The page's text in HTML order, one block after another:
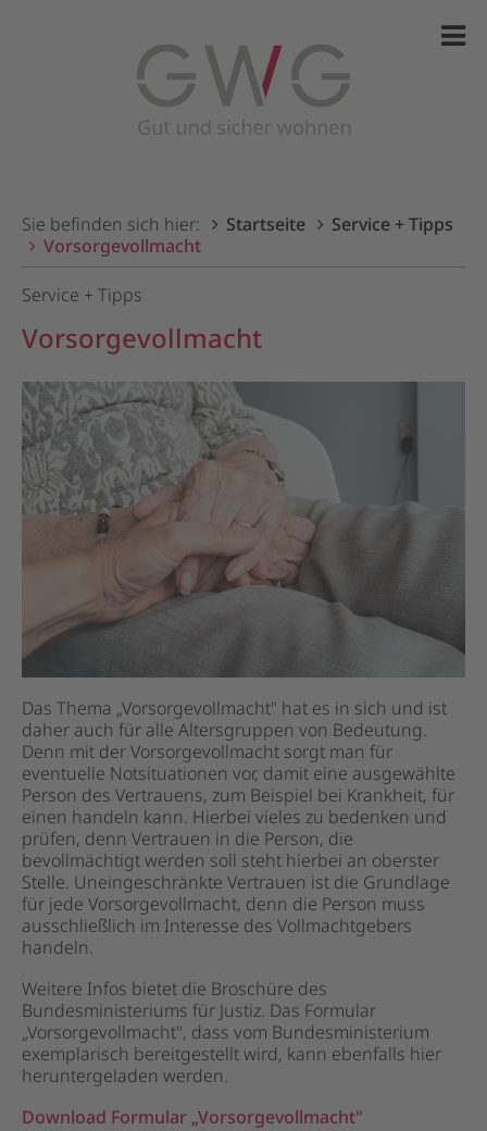
Sie befinden sich hier: Startseite
Service + Tipps
Vorsorgevollmacht
Service + Tipps
Vorsorgevollmacht
Das Thema „Vorsorgevollmacht" hat es in sich und ist
daher auch für alle Altersgruppen von Bedeutung.
Denn mit der Vorsorgevollmacht sorgt man für
eventuelle Notsituationen vor, damit eine ausgewählte
Person des Vertrauens, zum Beispiel bei Krankheit, für
einen handeln kann. Hierbei vieles zu bedenken und
prüfen, denn Vertrauen in die Person, die
bevollmächtigt werden soll steht hierbei an oberster
Stelle. Uneingeschränkte Vertrauen ist die Grundlage
für jede Vorsorgevollmacht, denn die Person muss
ausschließlich im Interesse des Vollmachtgebers
handeln.
Weitere Infos bietet die Broschüre des
Bundesministeriums für Justiz. Das Formular
„Vorsorgevollmacht", dass vom Bundesministerium
exemplarisch bereitgestellt wird, kann ebenfalls hier
heruntergeladen werden.
Download Formular „Vorsorgevollmacht"